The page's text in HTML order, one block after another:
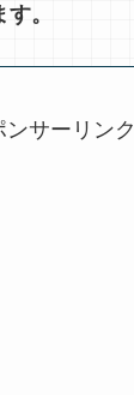
。
ンサーリンク